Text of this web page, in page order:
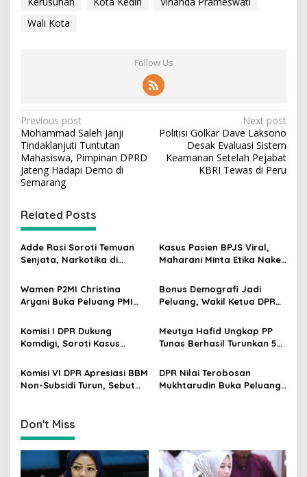
Wali Kota
Follow Us
P
o
s
t
a
v
i
a
i
n
Previous post
Mohammad Saleh Janji
Tindaklanjuti Tuntutan
Mahasiswa, Pimpinan DPRD
Jateng Hadapi Demo di
Semarang
Next post
Politisi Golkar Dave Laksono
Desak Evaluasi Sistem
Keamanan Setelah Pejabat
KBRI Tewas di Peru
Related Posts
Adde Rosi Soroti Temuan
Senjata, Narkotika di
Siswa Harus Dijaga
Kasus Pasien BPJS Viral,
Maharani Minta Etika Nakes
Dievaluasi
Wamen P2MI Christina
Aryani Buka Peluang PMI
dan Syaratnya
Bonus Demografi Jadi
Peluang, Wakil Ketua DPR
Tembus Pasar Kerja Global
Komisi I DPR Dukung
Komdigi, Soroti Kasus
GIIAS Tanpa Izin
Meutya Hafid Ungkap PP
Tunas Berhasil Turunkan 5
Digital
Komisi VI DPR Apresiasi BBM
Non-Subsidi Turun, Sebut
DPR Nilai Terobosan
Mukhtarudin Buka Peluang
Don't Miss